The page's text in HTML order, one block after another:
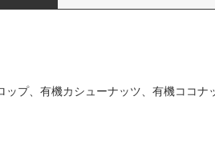
プ、有機カシューナッツ、有機ココナ